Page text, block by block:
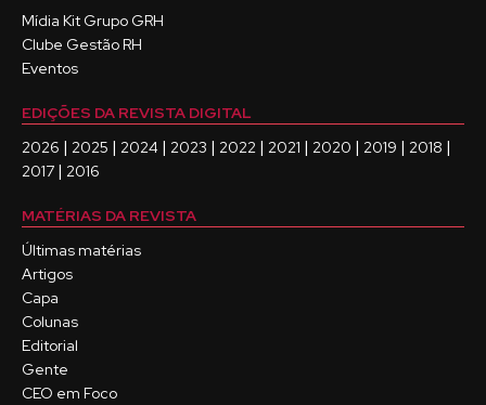
Mídia Kit Grupo GRH
Clube Gestão RH
Eventos
EDIÇÕES DA REVISTA DIGITAL
2026 | 2025 | 2024 | 2023 | 2022 | 2021 | 2020 | 2019 | 2018 |
2017 | 2016
MATÉRIAS DA REVISTA
Últimas matérias
Artigos
Capa
Colunas
Editorial
Gente
CEO em Foco